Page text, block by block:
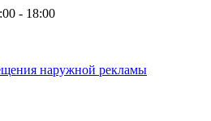
- 18:00
наружной рекламы